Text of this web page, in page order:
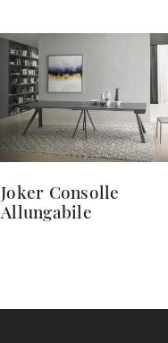
Joker Consolle
Allungabile